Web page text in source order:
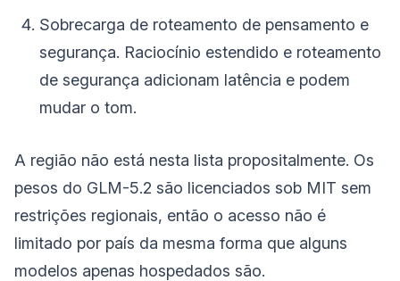
Sobrecarga de roteamento de pensamento e
segurança. Raciocínio estendido e roteamento
de segurança adicionam latência e podem
mudar o tom.
A região não está nesta lista propositalmente. Os
pesos do GLM-5.2 são licenciados sob MIT sem
restrições regionais, então o acesso não é
limitado por país da mesma forma que alguns
modelos apenas hospedados são.